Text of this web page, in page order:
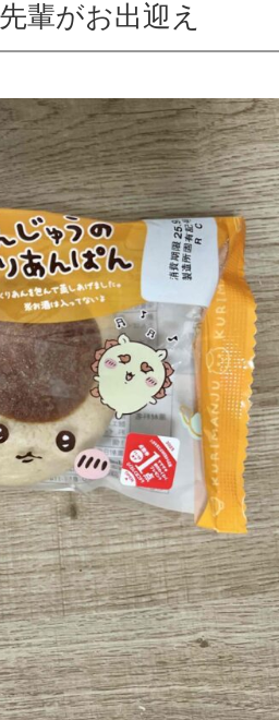
輩がお出迎え